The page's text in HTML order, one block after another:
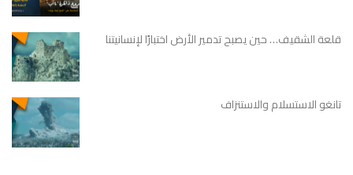
قلعة الشقيف… حين يصبح تدمير الأرض اختبارًا لإنسانيتنا
تانغو الاستسلام والاستنزاف